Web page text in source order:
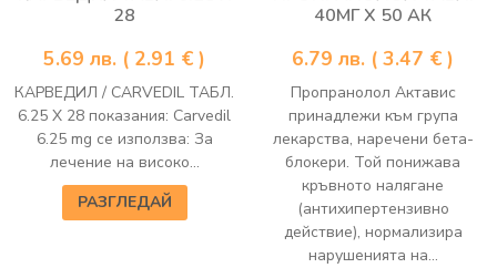
28
5.69 лв. ( 2.91 € )
КАРВЕДИЛ / CARVEDIL ТАБЛ.
6.25 Х 28 показания: Carvedil
6.25 mg се използва: За
лечение на високо...
РАЗГЛЕДАЙ
40МГ Х 50 АК
6.79 лв. ( 3.47 € )
Пропранолол Актавис
принадлежи към група
лекарства, наречени бета-
блокери. Той понижава
кръвното налягане
(антихипертензивно
действие), нормализира
нарушенията на...